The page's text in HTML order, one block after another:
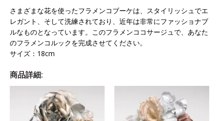
さまざまな花を使ったフラメンコブーケは、スタイリッシュでエ
レガント、そして洗練されており、近年は非常にファッショナブ
ルなものとなっています。このフラメンココサージュで、あなた
のフラメンコルックを完成させてください。
サイズ：18cm
商品詳細: